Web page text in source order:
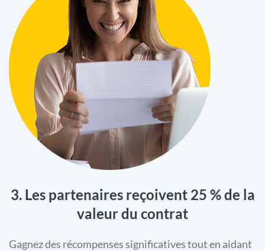
3. Les partenaires reçoivent 25 % de la
valeur du contrat
Gagnez des récompenses significatives tout en aidant